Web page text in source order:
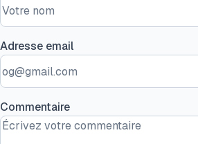
Adresse email
Commentaire